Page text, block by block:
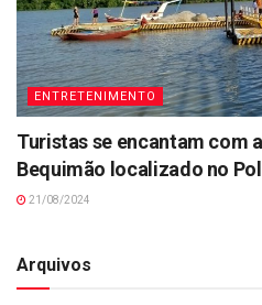
ENTRETENIMENTO
Turistas se encantam com
Bequimão localizado no
21/08/2024
Arquivos